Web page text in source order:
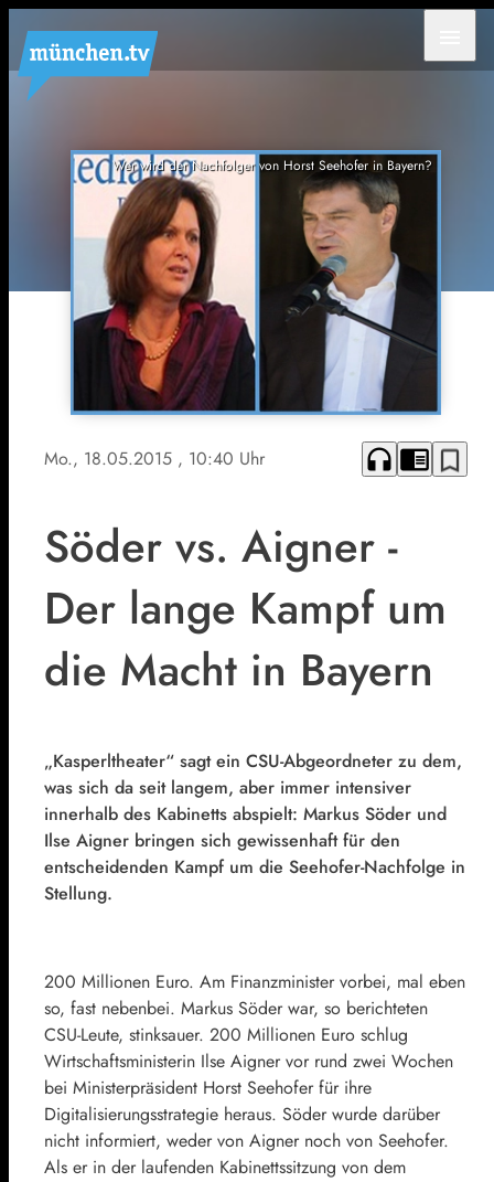
Wer wird der Nachfolger von Horst Seehofer in Bayern?
Mo., 18.05.2015 , 10:40 Uhr headphones chrome_reader_mode bookmark_border
Söder vs. Aigner -
Der lange Kampf um
die Macht in Bayern
„Kasperltheater“ sagt ein CSU-Abgeordneter zu dem,
was sich da seit langem, aber immer intensiver
innerhalb des Kabinetts abspielt: Markus Söder und
Ilse Aigner bringen sich gewissenhaft für den
entscheidenden Kampf um die Seehofer-Nachfolge in
Stellung.
200 Millionen Euro. Am Finanzminister vorbei, mal eben
so, fast nebenbei. Markus Söder war, so berichteten
CSU-Leute, stinksauer. 200 Millionen Euro schlug
Wirtschaftsministerin Ilse Aigner vor rund zwei Wochen
bei Ministerpräsident Horst Seehofer für ihre
Digitalisierungsstrategie heraus. Söder wurde darüber
nicht informiert, weder von Aigner noch von Seehofer.
Als er in der laufenden Kabinettssitzung von dem